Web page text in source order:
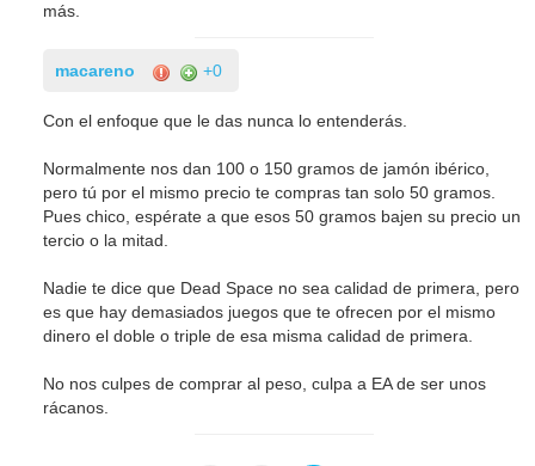
más.
macareno +0
Con el enfoque que le das nunca lo entenderás.
Normalmente nos dan 100 o 150 gramos de jamón ibérico,
pero tú por el mismo precio te compras tan solo 50 gramos.
Pues chico, espérate a que esos 50 gramos bajen su precio un
tercio o la mitad.
Nadie te dice que Dead Space no sea calidad de primera, pero
es que hay demasiados juegos que te ofrecen por el mismo
dinero el doble o triple de esa misma calidad de primera.
No nos culpes de comprar al peso, culpa a EA de ser unos
rácanos.